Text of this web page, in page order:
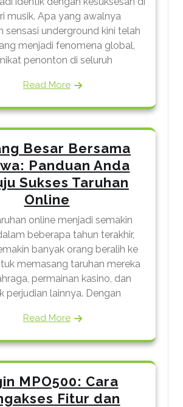
musik. Apa yang awalnya
sensasi underground kini telah
menjadi fenomena global,
penonton di seluruh
Read More
Besar Bersama
Panduan Anda
Sukses Taruhan
Online
online menjadi semakin
beberapa tahun terakhir,
banyak orang beralih ke
memasang taruhan mereka
permainan kasino, dan
perjudian lainnya. Dengan
Read More
MPO500: Cara
Fitur dan